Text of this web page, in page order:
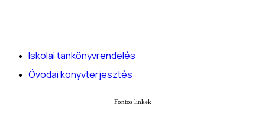
Iskolai tankönyvrendelés
Óvodai könyvterjesztés
Fontos linkek